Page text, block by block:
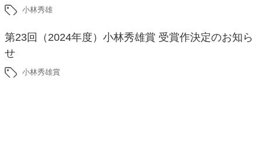
小林秀雄
第23回（2024年度）小林秀雄賞 受賞作決定のお知ら
せ
小林秀雄賞